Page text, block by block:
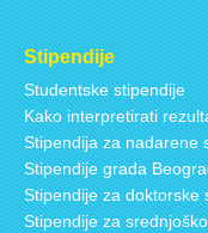
Stipendije
Studentske stipendije
Kako interpretirati
Stipendija za nadarene
Stipendije grada
Stipendije za doktorske
Stipendije za